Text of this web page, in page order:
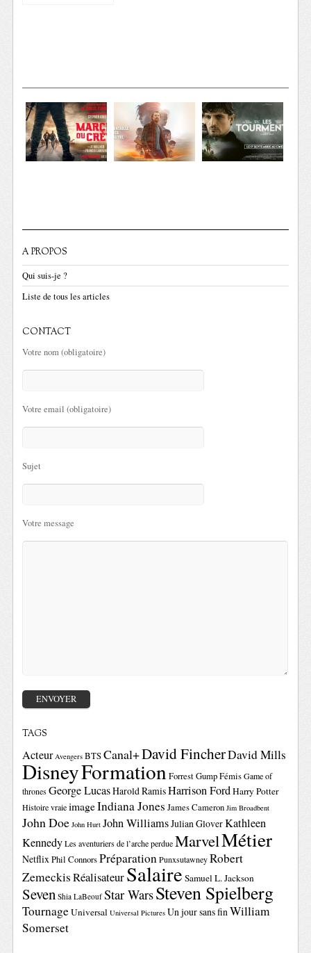
A PROPOS
Qui suis-je ?
Liste de tous les articles
CONTACT
Votre nom (obligatoire)
Votre email (obligatoire)
Sujet
Votre message
TAGS
Acteur Avengers BTSCanal+David FincherDavid Mills
DisneyFormationForrest GumpFémis Game of
thrones George LucasHarold RamisHarrison FordHarry Potter
Histoire vraie imageIndiana Jones James Cameron Jim Broadbent
John Doe John Hurt John WilliamsJulian GloverKathleen
Kennedy Les aventuriers de l’arche perdue MarvelMétier
NetflixPhil ConnorsPréparation Punxsutawney Robert
ZemeckisRéalisateurSalaire Samuel L. Jackson
Seven Shia LaBeouf Star WarsSteven Spielberg
TournageUniversal Universal Pictures Un jour sans finWilliam
Somerset